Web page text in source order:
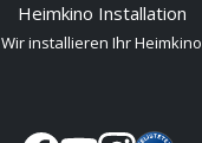
Heimkino Installation
Wir installieren Ihr Heimkino